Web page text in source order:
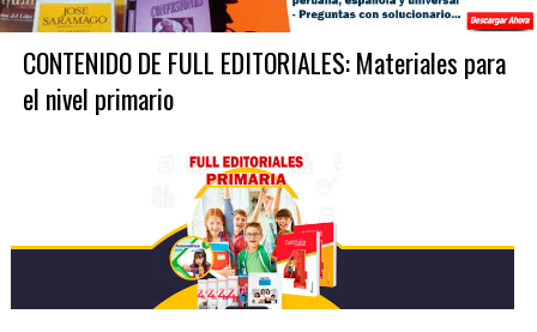
CONTENIDO DE FULL EDITORIALES: Materiales para
el nivel primario